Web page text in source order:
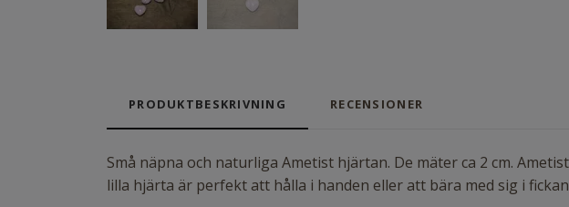
PRODUKTBESKRIVNING RECENSIONER
Små näpna och naturliga Ametist hjärtan. De mäter ca 2 cm.
lilla hjärta är perfekt att hålla i handen eller att bära med sig i